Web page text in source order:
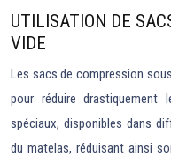
UTILISATION DE
VIDE
Les sacs de compression
pour réduire
spéciaux, disponibles dans
du matelas, réduisant ainsi